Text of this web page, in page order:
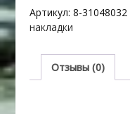
X7
AUTHOR,
280х160мм
Артикул: 8-31048032
накладки
Отзывы (0)